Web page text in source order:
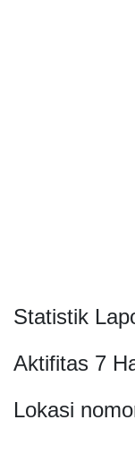
Statistik
Aktifitas 7
Lokasi